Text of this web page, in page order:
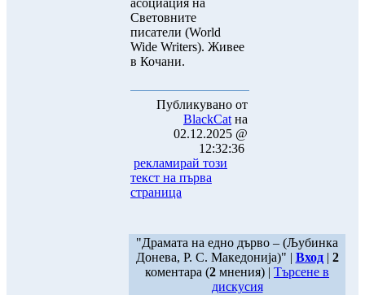
асоциация на
Световните
писатели (World
Wide Writers). Живее
в Кочани.
Публикувано от
BlackCat на
02.12.2025 @
12:32:36
рекламирай този
текст на първа
страница
"Драмата на едно дърво – (Љубинка
Донева, Р. С. Македонија)" | Вход| 2
коментара (2 мнения) | Търсене в
дискусия